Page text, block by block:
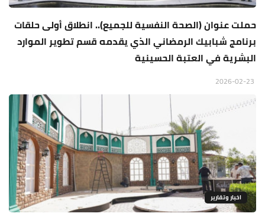
حملت عنوان (الصحة النفسية للجميع).. انطلاق أولى حلقات
برنامج شبابيك الرمضاني الذي يقدمه قسم تطوير الموارد
البشرية في العتبة الحسينية
اخبار وتقارير